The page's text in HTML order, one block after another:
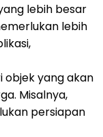
lebih besar
lebih
objek yang akan
Misalnya,
persiapan